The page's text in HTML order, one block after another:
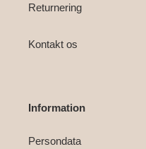
Returnering
Kontakt os
Information
Persondata